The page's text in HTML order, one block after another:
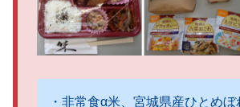
・非常食α米、宮城県産ひとめぼ